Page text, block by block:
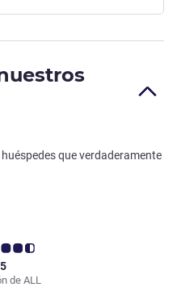
que verdaderamente
de ALL